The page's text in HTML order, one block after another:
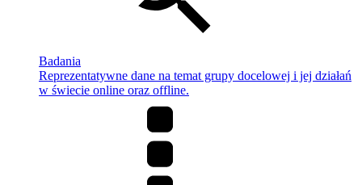
Badania
Reprezentatywne dane na temat grupy docelowej i jej działań
w świecie online oraz offline.